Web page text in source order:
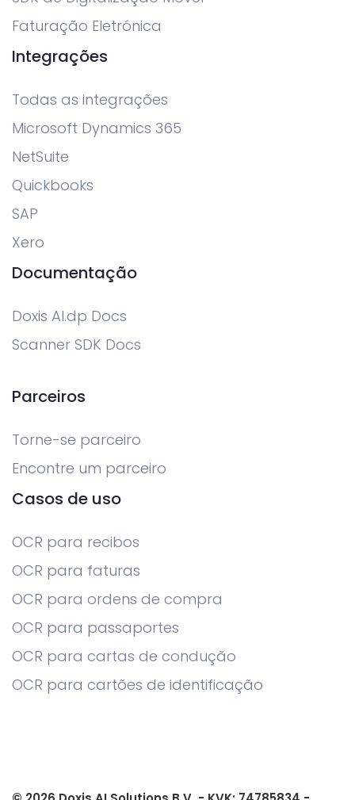
Faturação Eletrónica
Integrações
Todas as integrações
Microsoft Dynamics 365
NetSuite
Quickbooks
SAP
Xero
Documentação
Doxis AI.dp Docs
Scanner SDK Docs
Parceiros
Torne-se parceiro
Encontre um parceiro
Casos de uso
OCR para recibos
OCR para faturas
OCR para ordens de compra
OCR para passaportes
OCR para cartas de condução
OCR para cartões de identificação